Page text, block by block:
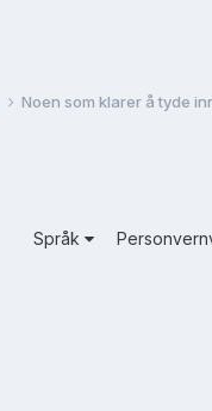
Noen som klarer å tyde
Språk